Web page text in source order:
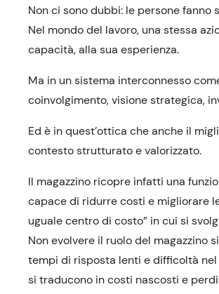
Non ci sono dubbi: le persone fanno
Nel mondo del lavoro, una stessa
capacità, alla sua esperienza.
Ma in un sistema interconnesso
coinvolgimento, visione strategica,
Ed è in quest’ottica che anche il
contesto strutturato e valorizzato.
Il magazzino ricopre infatti una
capace di ridurre costi e migliorare
uguale centro di costo” in cui si
Non evolvere il ruolo del
tempi di risposta lenti e difficoltà
si traducono in costi nascosti e